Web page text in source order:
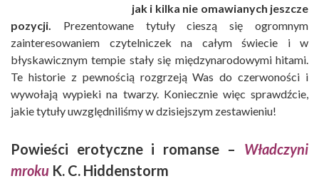
jak i kilka nie omawianych jeszcze
pozycji. Prezentowane tytuły cieszą się ogromnym
zainteresowaniem czytelniczek na całym świecie i w
błyskawicznym tempie stały się międzynarodowymi hitami.
Te historie z pewnością rozgrzeją Was do czerwoności i
wywołają wypieki na twarzy. Koniecznie więc sprawdźcie,
jakie tytuły uwzględniliśmy w dzisiejszym zestawieniu!
Powieści erotyczne i romanse – Władczyni
mroku K. C. Hiddenstorm